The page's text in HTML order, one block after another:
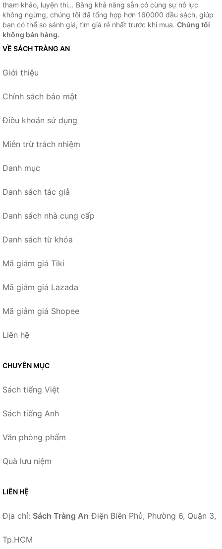
tham khảo, luyện thi... Bằng khả năng sẵn có cùng sự nỗ lực
không ngừng, chúng tôi đã tổng hợp hơn 160000 đầu sách, giúp
bạn có thể so sánh giá, tìm giá rẻ nhất trước khi mua. Chúng tôi
không bán hàng.
VỀ SÁCH TRÀNG AN
Giới thiệu
Chính sách bảo mật
Điều khoản sử dụng
Miễn trừ trách nhiệm
Danh mục
Danh sách tác giả
Danh sách nhà cung cấp
Danh sách từ khóa
Mã giảm giá Tiki
Mã giảm giá Lazada
Mã giảm giá Shopee
Liên hệ
CHUYÊN MỤC
Sách tiếng Việt
Sách tiếng Anh
Văn phòng phẩm
Quà lưu niệm
LIÊN HỆ
Địa chỉ: Sách Tràng An Điện Biên Phủ, Phường 6, Quận 3,
Tp.HCM